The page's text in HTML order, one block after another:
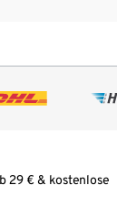
29 € & kostenlose